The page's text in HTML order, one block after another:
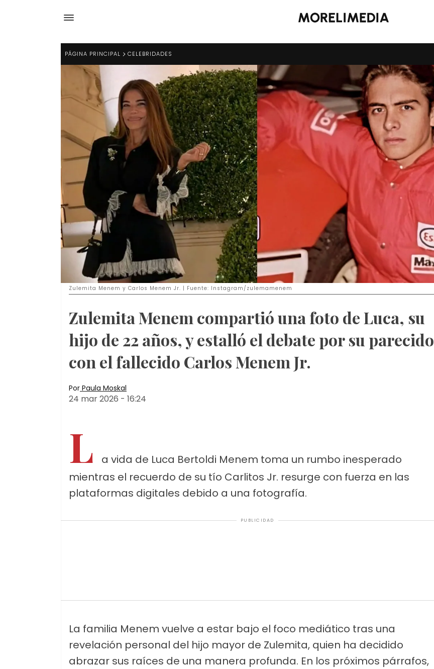
PÁGINA PRINCIPAL CELEBRIDADES
Zulemita Menem y Carlos Menem Jr. | Fuente: Instagram/zulemamenem
Zulemita Menem compartió una foto de Luca, su
hijo de 22 años, y estalló el debate por su parecido
con el fallecido Carlos Menem Jr.
Por Paula Moskal
24 mar 2026 - 16:24
L
a vida de Luca Bertoldi Menem toma un rumbo inesperado
mientras el recuerdo de su tío Carlitos Jr. resurge con fuerza en las
plataformas digitales debido a una fotografía.
PUBLICIDAD
La familia Menem vuelve a estar bajo el foco mediático tras una
revelación personal del hijo mayor de Zulemita, quien ha decidido
abrazar sus raíces de una manera profunda. En los próximos párrafos,